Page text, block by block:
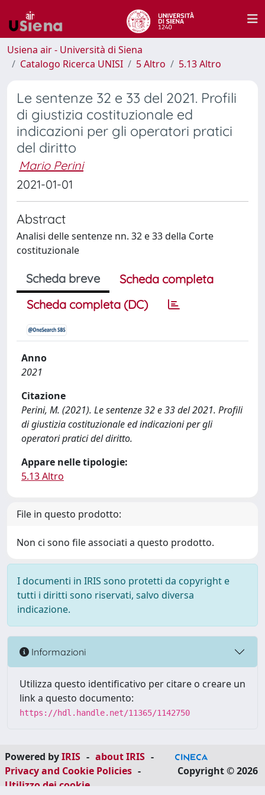
Usiena air - Università di Siena
Catalogo Ricerca UNISI
5 Altro 5.13 Altro
Le sentenze 32 e 33 del 2021. Profili
di giustizia costituzionale ed
indicazioni per gli operatori pratici
del diritto
Mario Perini
2021-01-01
Abstract
Analisi delle sentenze nn. 32 e 33 della Corte
costituzionale
Scheda breve
Scheda completa
Scheda completa (DC)
Anno
2021
Citazione
Perini, M. (2021). Le sentenze 32 e 33 del 2021. Profili
di giustizia costituzionale ed indicazioni per gli
operatori pratici del diritto.
Appare nelle tipologie:
5.13 Altro
File in questo prodotto:
Non ci sono file associati a questo prodotto.
I documenti in IRIS sono protetti da copyright e
tutti i diritti sono riservati, salvo diversa
indicazione.
Informazioni
Utilizza questo identificativo per citare o creare un
link a questo documento:
https://hdl.handle.net/11365/1142750
Powered byIRIS - about IRIS -
Privacy and Cookie Policies -
Utilizzo dei cookie
Copyright © 2026